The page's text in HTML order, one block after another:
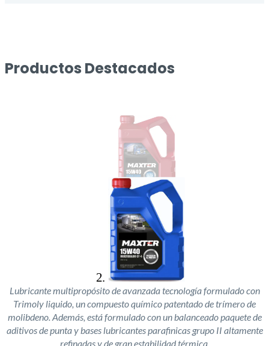
Productos Destacados
Lubricante multipropósito de avanzada tecnología formulado con
Trimoly liquido, un compuesto químico patentado de trímero de
molibdeno. Además, está formulado con un balanceado paquete de
aditivos de punta y bases lubricantes parafinicas grupo II altamente
refinadas y de gran estabilidad térmica.